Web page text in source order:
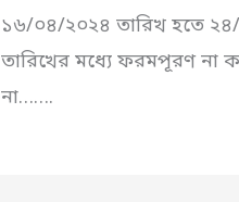
১৬/০৪/২০২৪ তারিখ হতে ২৪/
তারিখের মধ্যে ফরমপূরণ না
না…….